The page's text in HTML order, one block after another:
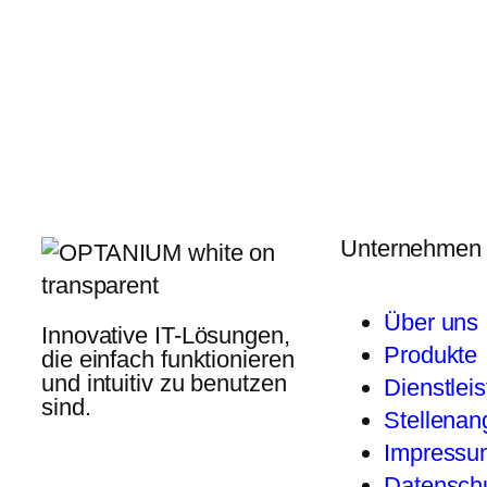
Innovative IT-Lösungen,
die einfach funktionieren
und intuitiv zu benutzen
sind.
Unternehmen
Über uns
Produkte